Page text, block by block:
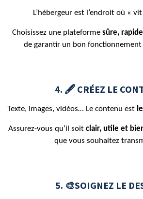
L’hébergeur est l’endroit où «
Choisissez une plateforme sûre,
de garantir un bon fonctionnement
4. 🖋️ CRÉEZ LE
Texte, images, vidéos… Le contenu est
Assurez-vous qu’il soit clair, utile et
que vous souhaitez
5. 🎨SOIGNEZ LE